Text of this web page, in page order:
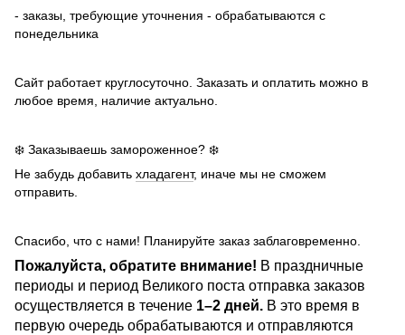
- заказы, требующие уточнения - обрабатываются с
понедельника
Сайт работает круглосуточно. Заказать и оплатить можно в
любое время, наличие актуально.
❄️ Заказываешь замороженное? ❄️
Не забудь добавить хладагент, иначе мы не сможем
отправить.
Спасибо, что с нами! Планируйте заказ заблаговременно.
Пожалуйста, обратите внимание! В праздничные
периоды и период Великого поста отправка заказов
осуществляется в течение 1–2 дней. В это время в
первую очередь обрабатываются и отправляются